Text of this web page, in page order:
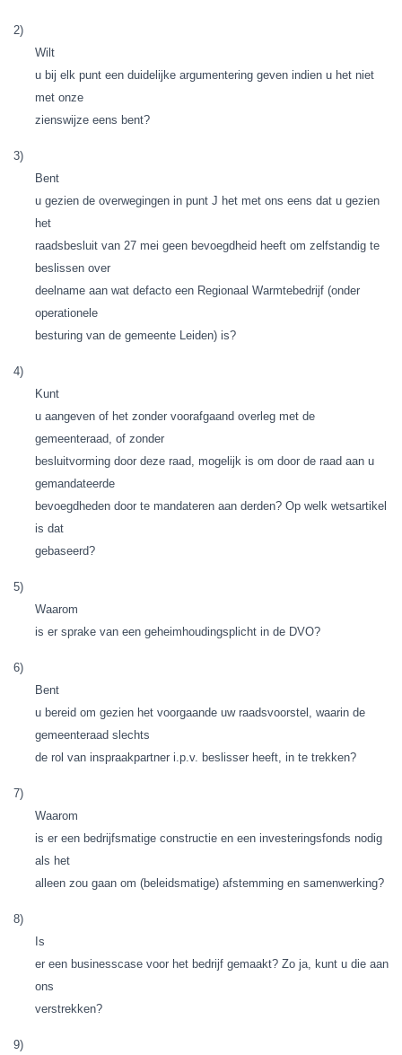
2)
Wilt
u bij elk punt een duidelijke argumentering geven indien u het niet
met onze
zienswijze eens bent?
3)
Bent
u gezien de overwegingen in punt J het met ons eens dat u gezien
het
raadsbesluit van 27 mei geen bevoegdheid heeft om zelfstandig te
beslissen over
deelname aan wat defacto een Regionaal Warmtebedrijf (onder
operationele
besturing van de gemeente Leiden) is?
4)
Kunt
u aangeven of het zonder voorafgaand overleg met de
gemeenteraad, of zonder
besluitvorming door deze raad, mogelijk is om door de raad aan u
gemandateerde
bevoegdheden door te mandateren aan derden? Op welk wetsartikel
is dat
gebaseerd?
5)
Waarom
is er sprake van een geheimhoudingsplicht in de DVO?
6)
Bent
u bereid om gezien het voorgaande uw raadsvoorstel, waarin de
gemeenteraad slechts
de rol van inspraakpartner i.p.v. beslisser heeft, in te trekken?
7)
Waarom
is er een bedrijfsmatige constructie en een investeringsfonds nodig
als het
alleen zou gaan om (beleidsmatige) afstemming en samenwerking?
8)
Is
er een businesscase voor het bedrijf gemaakt? Zo ja, kunt u die aan
ons
verstrekken?
9)